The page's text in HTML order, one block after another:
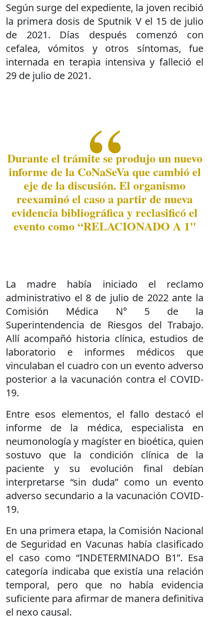
Según surge del expediente, la joven recibió
la primera dosis de Sputnik V el 15 de julio
de 2021. Días después comenzó con
cefalea, vómitos y otros síntomas, fue
internada en terapia intensiva y falleció el
29 de julio de 2021.
Durante el trámite se produjo un nuevo
informe de la CoNaSeVa que cambió el
eje de la discusión. El organismo
reexaminó el caso a partir de nueva
evidencia bibliográfica y reclasificó el
evento como “RELACIONADO A 1"
La madre había iniciado el reclamo
administrativo el 8 de julio de 2022 ante la
Comisión Médica N° 5 de la
Superintendencia de Riesgos del Trabajo.
Allí acompañó historia clínica, estudios de
laboratorio e informes médicos que
vinculaban el cuadro con un evento adverso
posterior a la vacunación contra el COVID-
19.
Entre esos elementos, el fallo destacó el
informe de la médica, especialista en
neumonología y magíster en bioética, quien
sostuvo que la condición clínica de la
paciente y su evolución final debían
interpretarse “sin duda” como un evento
adverso secundario a la vacunación COVID-
19.
En una primera etapa, la Comisión Nacional
de Seguridad en Vacunas había clasificado
el caso como “INDETERMINADO B1”. Esa
categoría indicaba que existía una relación
temporal, pero que no había evidencia
suficiente para afirmar de manera definitiva
el nexo causal.